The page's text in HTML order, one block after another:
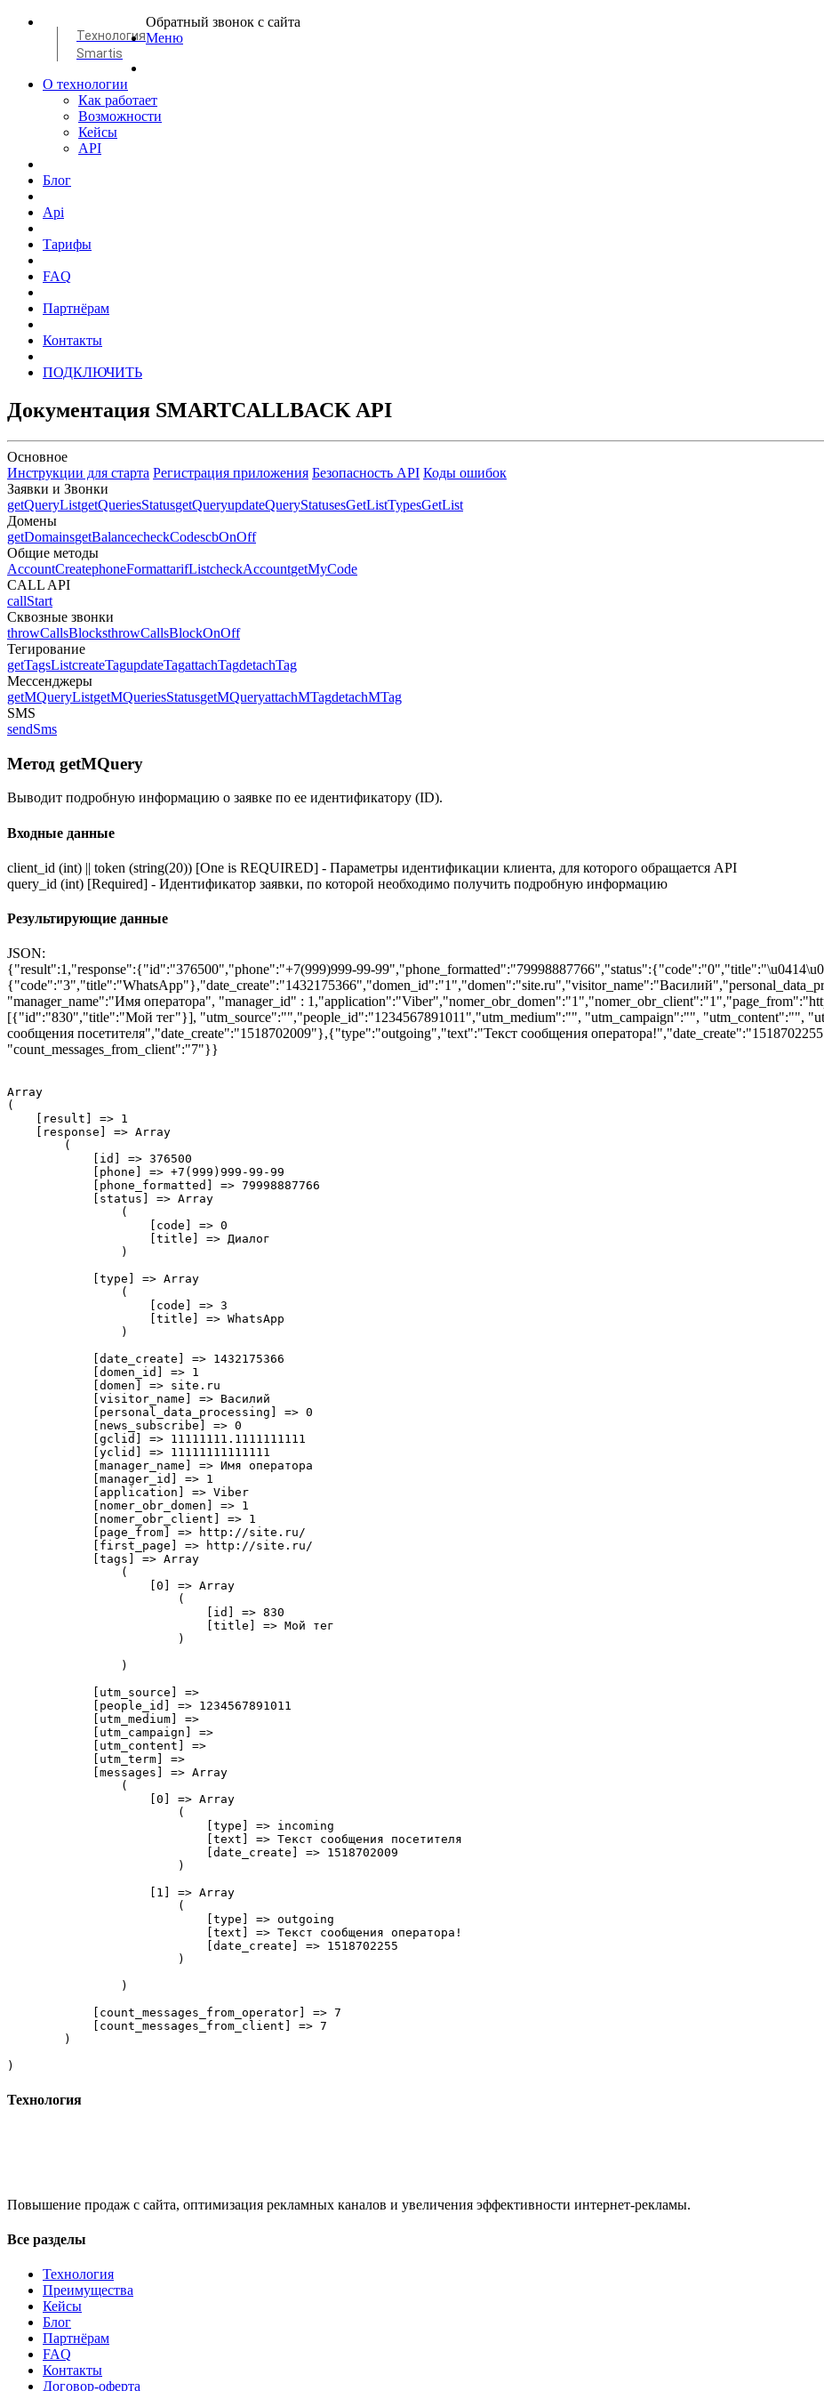
Технология
Smartis
Обратный звонок с сайта
Меню
О технологии
Как работает
Возможности
Кейсы
API
Блог
Api
Тарифы
FAQ
Партнёрам
Контакты
ПОДКЛЮЧИТЬ
Документация SMARTCALLBACK API
Основное
Инструкции для старта Регистрация приложения Безопасность API Коды ошибок
Заявки и Звонки
getQueryListgetQueriesStatusgetQueryupdateQueryStatusesGetListTypesGetList
Домены
getDomainsgetBalancecheckCodescbOnOff
Общие методы
AccountCreatephoneFormattarifListcheckAccountgetMyCode
CALL API
callStart
Сквозные звонки
throwCallsBlocksthrowCallsBlockOnOff
Тегирование
getTagsListcreateTagupdateTagattachTagdetachTag
Мессенджеры
getMQueryListgetMQueriesStatusgetMQueryattachMTagdetachMTag
SMS
sendSms
Метод getMQuery
Выводит подробную информацию о заявке по ее идентификатору (ID).
Входные данные
client_id (int) || token (string(20)) [One is REQUIRED] - Параметры идентификации клиента, для которого обращается API
query_id (int) [Required] - Идентификатор заявки, по которой необходимо получить подробную информацию
Результирующие данные
JSON:
{"result":1,"response":{"id":"376500","phone":"+7(999)999-99-
"manager_name":"Имя оператора", "manager_id" :
[{"id":"830","title":"Мой тег"}], "utm_source":"","people_id":"1234567891011","utm_medium":"", "utm_campaign":"", "utm_content":"",
сообщения посетителя","date_create":"1518702009"},{"type":"outgoing","text":"Текст сообщения
"count_messages_from_client":"7"}}
Array
(
    [result] => 1
    [response] =>
Array
        (
            [id] => 376500
            [phone] => +7(999)999-99-99
            [phone_formatted] => 79998887766
            [status] =>
Array
                (
                    [code] => 0
                    [title] => Диалог
                )
            [type] =>
Array
                (
                    [code] => 3
                    [title] => WhatsApp
                )
            [date_create] => 1432175366
            [domen_id] => 1
            [domen] => site.ru
            [visitor_name] => Василий
            [personal_data_processing] => 0
            [news_subscribe] => 0
            [gclid] => 11111111.1111111111
            [yclid] => 11111111111111
            [manager_name] => Имя оператора
            [manager_id] => 1
            [application] => Viber
            [nomer_obr_domen] => 1
            [nomer_obr_client] => 1
            [page_from] => http://site.ru/
            [first_page] => http://site.ru/
            [tags] =>
Array
                (
                    [0] =>
Array
                        (
                            [id] => 830
                            [title] => Мой тег
                        )
                )
            [utm_source] =>
            [people_id] => 1234567891011
            [utm_medium] =>
            [utm_campaign] =>
            [utm_content] =>
            [utm_term] =>
            [messages] =>
Array
                (
                    [0] =>
Array
                        (
                            [type] => incoming
                            [text] => Текст сообщения посетителя
                            [date_create] => 1518702009
                        )
                    [1] =>
Array
                        (
                            [type] => outgoing
                            [text] => Текст сообщения оператора!
                            [date_create] => 1518702255
                        )
                )
            [count_messages_from_operator] => 7
            [count_messages_from_client] => 7
        )
Технология
Повышение продаж с сайта, оптимизация рекламных каналов и увеличения эффективности интернет-рекламы.
Все разделы
Технология
Преимущества
Кейсы
Блог
Партнёрам
FAQ
Контакты
Договор-оферта